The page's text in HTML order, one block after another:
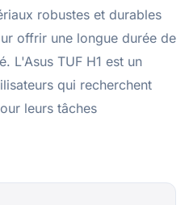
robustes et durables
offrir une longue durée de
L'Asus TUF H1 est un
qui recherchent
leurs tâches